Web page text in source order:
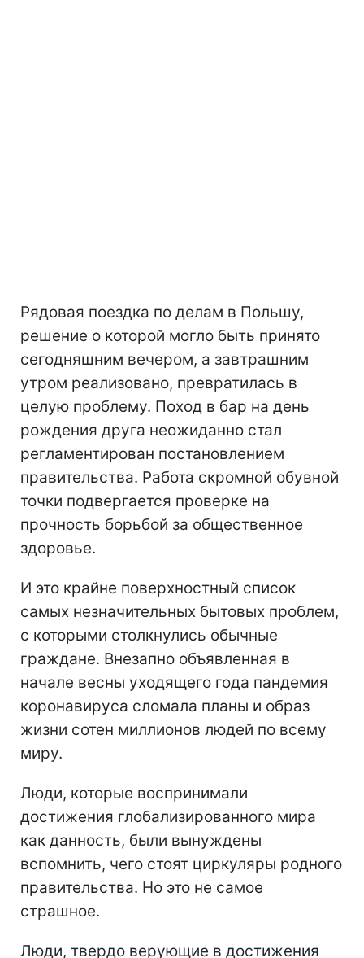
Рядовая поездка по делам в Польшу,
решение о которой могло быть принято
сегодняшним вечером, а завтрашним
утром реализовано, превратилась в
целую проблему. Поход в бар на день
рождения друга неожиданно стал
регламентирован постановлением
правительства. Работа скромной обувной
точки подвергается проверке на
прочность борьбой за общественное
здоровье.
И это крайне поверхностный список
самых незначительных бытовых проблем,
с которыми столкнулись обычные
граждане. Внезапно объявленная в
начале весны уходящего года пандемия
коронавируса сломала планы и образ
жизни сотен миллионов людей по всему
миру.
Люди, которые воспринимали
достижения глобализированного мира
как данность, были вынуждены
вспомнить, чего стоят циркуляры родного
правительства. Но это не самое
страшное.
Люди, твердо верующие в достижения